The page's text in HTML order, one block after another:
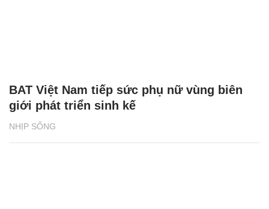
NHỊP SỐNG
BAT Việt Nam tiếp sức phụ nữ vùng biên
giới phát triển sinh kế